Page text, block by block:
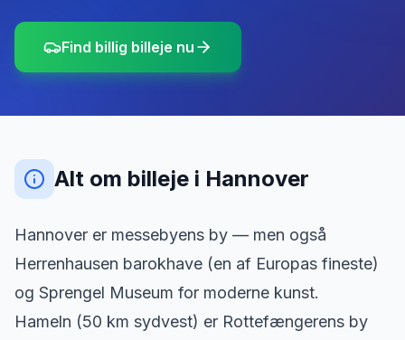
Find billig billeje nu
Alt om billeje i Hannover
Hannover er messebyens by — men også
Herrenhausen barokhave (en af Europas fineste)
og Sprengel Museum for moderne kunst.
Hameln (50 km sydvest) er Rottefængerens by